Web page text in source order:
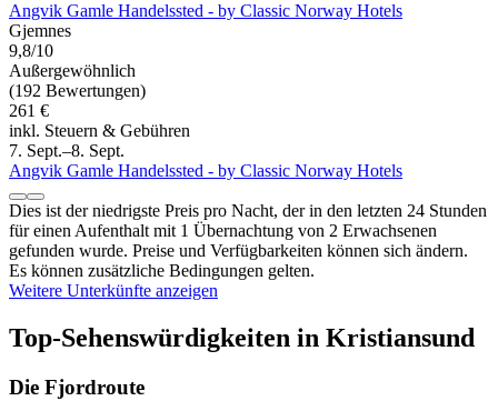
Angvik Gamle Handelssted - by Classic Norway Hotels
Gjemnes
9,8/10
Außergewöhnlich
(192 Bewertungen)
261 €
inkl. Steuern & Gebühren
7. Sept.–8. Sept.
Angvik Gamle Handelssted - by Classic Norway Hotels
Dies ist der niedrigste Preis pro Nacht, der in den letzten 24 Stunden
für einen Aufenthalt mit 1 Übernachtung von 2 Erwachsenen
gefunden wurde. Preise und Verfügbarkeiten können sich ändern.
Es können zusätzliche Bedingungen gelten.
Weitere Unterkünfte anzeigen
Top-Sehenswürdigkeiten in Kristiansund
Die Fjordroute